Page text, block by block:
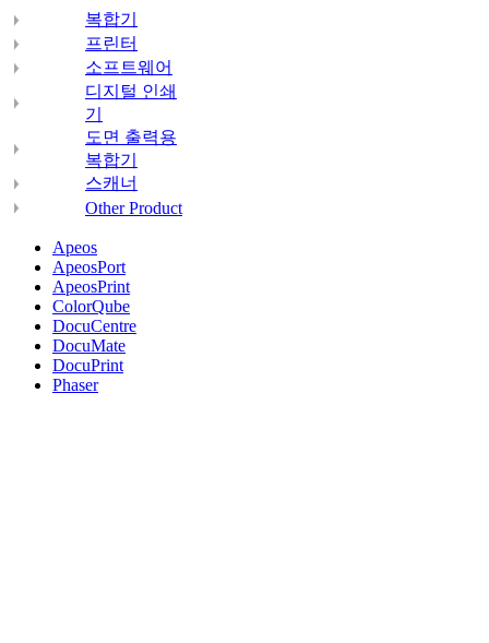
복합기
프린터
소프트웨어
디지털 인쇄
기
도면 출력용
복합기
스캐너
Other Product
Apeos
ApeosPort
ApeosPrint
ColorQube
DocuCentre
DocuMate
DocuPrint
Phaser